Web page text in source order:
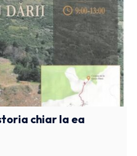
chiar la ea